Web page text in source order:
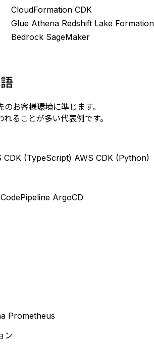
CloudFormation CDK
Glue Athena Redshift Lake Formation
Bedrock SageMaker
お客様環境に準じます。
ることが多い代表例です。
CDK (TypeScript) AWS CDK (Python)
CodePipeline ArgoCD
Prometheus
ン